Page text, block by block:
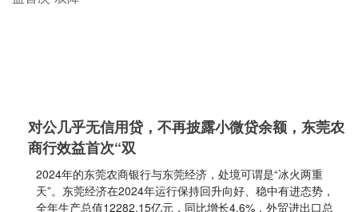
对公几乎无信用贷，不再披露小微贷余额，东莞农
商行效益首次“双
2024年的东莞农商银行与东莞经济，处境可谓是“冰火两重
天”。东莞经济在2024年运行保持回升向好、稳中有进态势，
全年生产总值12282.15亿元，同比增长4.6%，外贸进出口总